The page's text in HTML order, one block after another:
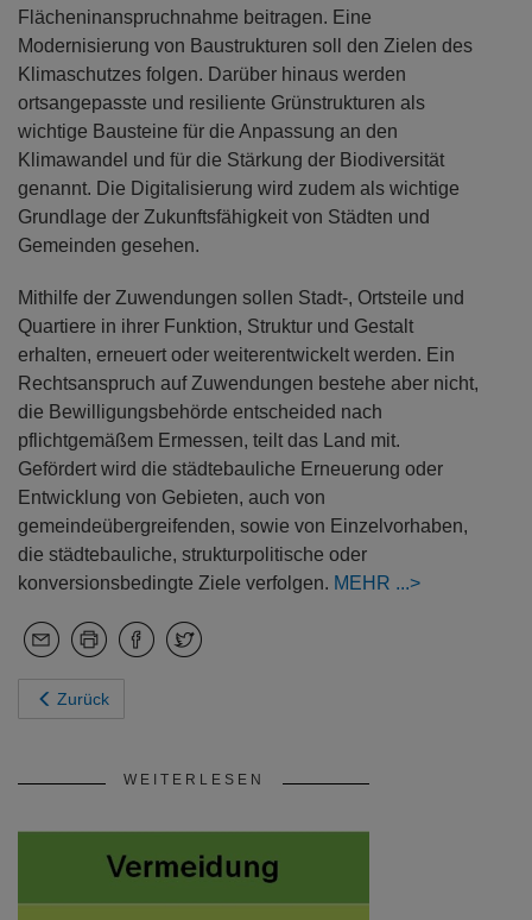
Flächeninanspruchnahme beitragen. Eine
Modernisierung von Baustrukturen soll den Zielen des
Klimaschutzes folgen. Darüber hinaus werden
ortsangepasste und resiliente Grünstrukturen als
wichtige Bausteine für die Anpassung an den
Klimawandel und für die Stärkung der Biodiversität
genannt. Die Digitalisierung wird zudem als wichtige
Grundlage der Zukunftsfähigkeit von Städten und
Gemeinden gesehen.
Mithilfe der Zuwendungen sollen Stadt-, Ortsteile und
Quartiere in ihrer Funktion, Struktur und Gestalt
erhalten, erneuert oder weiterentwickelt werden. Ein
Rechtsanspruch auf Zuwendungen bestehe aber nicht,
die Bewilligungsbehörde entscheided nach
pflichtgemäßem Ermessen, teilt das Land mit.
Gefördert wird die städtebauliche Erneuerung oder
Entwicklung von Gebieten, auch von
gemeindeübergreifenden, sowie von Einzelvorhaben,
die städtebauliche, strukturpolitische oder
konversionsbedingte Ziele verfolgen. MEHR
Zurück
WEITERLESEN